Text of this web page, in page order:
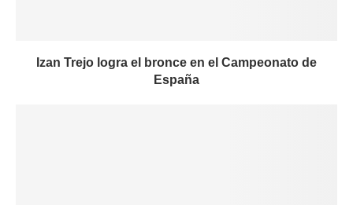
Izan Trejo logra el bronce en el Campeonato de
España